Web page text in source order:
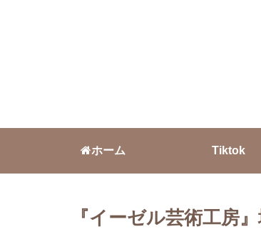
ホーム Tiktok
『イーゼル芸術工房